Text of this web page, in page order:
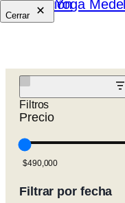
Cerrar
Filtros
Precio
Filtrar por fecha